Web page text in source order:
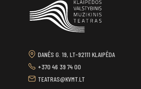
DANĖS G. 19, LT-92111 KLAIPĖDA
+370 46 39 74 00
TEATRAS@KVMT.LT